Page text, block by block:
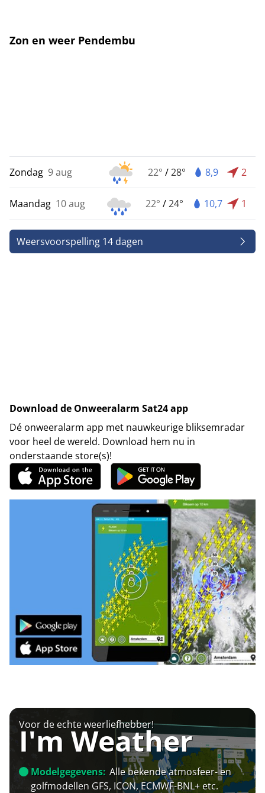
Zon en weer Pendembu
Zondag 9 aug 22° /28° 8,9 2
Maandag 10 aug 22° /24° 10,7 1
Weersvoorspelling 14 dagen
Download de Onweeralarm Sat24 app
Dé onweeralarm app met nauwkeurige bliksemradar
voor heel de wereld. Download hem nu in
onderstaande store(s)!
Voor de echte weerliefhebber!
I'm Weather
Modelgegevens: Alle bekende atmosfeer- en
golfmodellen GFS, ICON, ECMWF-BNL+ etc.